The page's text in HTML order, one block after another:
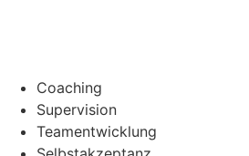
Coaching
Supervision
Teamentwicklung